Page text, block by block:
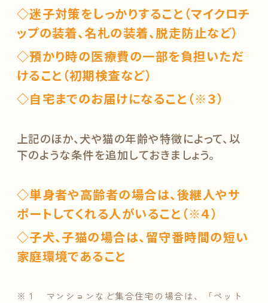
◇迷子対策をしっかりすること（マイクロチ
ップの装着、名札の装着、脱走防止など）
◇預かり時の医療費の一部を負担いただ
けること（初期検査など）
◇自宅までのお届けになること（※３）
上記のほか、犬や猫の年齢や特徴によって、以
下のような条件を追加しておきましょう。
◇単身者や高齢者の場合は、後継人やサ
ポートしてくれる人がいること（※４）
◇子犬、子猫の場合は、留守番時間の短い
家庭環境であること
※１ マンションなど集合住宅の場合は、「ペット